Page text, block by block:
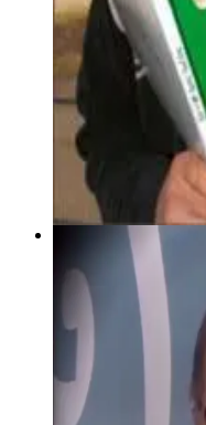
5 mars 2005
Y'a pas que la
Présentation à
traduite en langue
dans une langue
Lire la suite